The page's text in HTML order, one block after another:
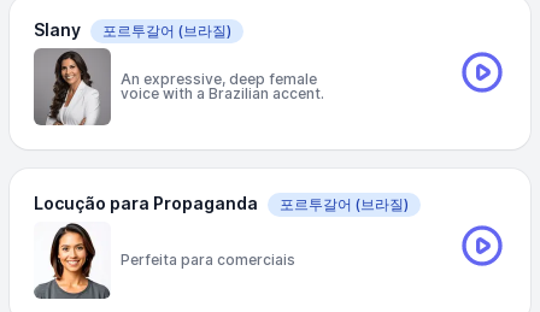
Slany 포르투갈어 (브라질)
An expressive, deep female
voice with a Brazilian accent.
Locução para Propaganda 포르투갈어 (브라질)
Perfeita para comerciais